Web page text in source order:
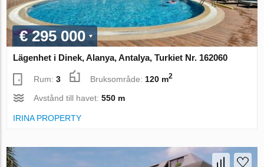
€ 295 000
Lägenhet i Dinek, Alanya, Antalya, Turkiet Nr. 162060
Rum:3 Bruksområde: 120 m2
Avstånd till havet:550 m
IRINA PROPERTY